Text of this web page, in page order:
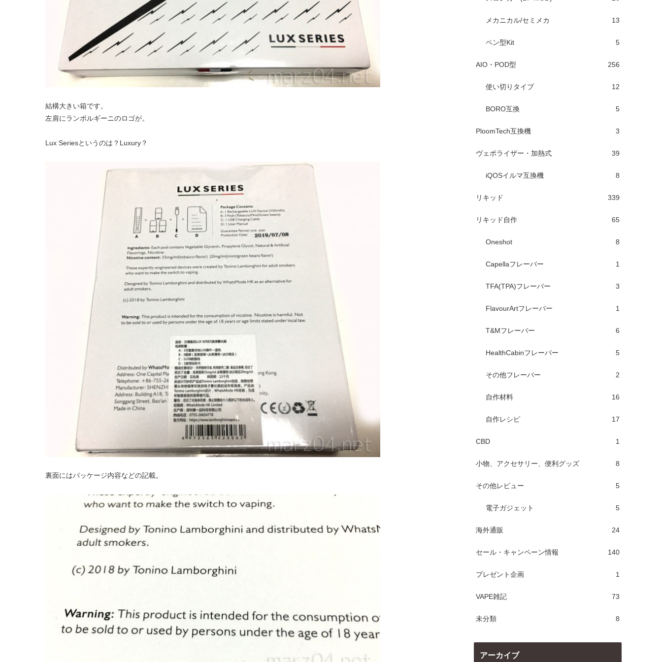
結構大きい箱です。
左肩にランボルギーニのロゴが。
Lux Seriesというのは？Luxury？
裏面にはパッケージ内容などの記載。
メカニカル/セミメカ 13
ペン型Kit 5
AIO・POD型 256
使い切りタイプ 12
BORO互換 5
PloomTech互換機 3
ヴェポライザー・加熱式 39
iQOSイルマ互換機 8
リキッド 339
リキッド自作 65
Oneshot 8
Capellaフレーバー 1
TFA(TPA)フレーバー 3
FlavourArtフレーバー 1
T&Mフレーバー 6
HealthCabinフレーバー 5
その他フレーバー 2
自作材料 16
自作レシピ 17
CBD 1
小物、アクセサリー、便利グッズ 8
その他レビュー 5
電子ガジェット 5
海外通販 24
セール・キャンペーン情報 140
プレゼント企画 1
VAPE雑記 73
未分類 8
アーカイブ